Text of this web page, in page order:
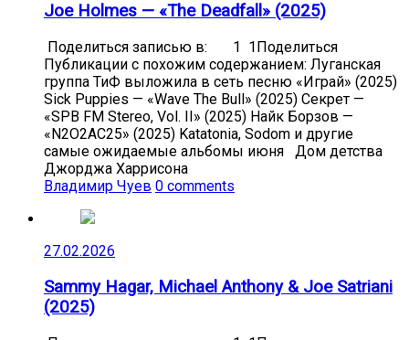
Joe Holmes — «The Deadfall» (2025)
Поделиться записью в: 1 1Поделиться
Публикации с похожим содержанием: Луганская
группа ТиФ выложила в сеть песню «Играй» (2025)
Sick Puppies — «Wave The Bull» (2025) Секрет —
«SPB FM Stereo, Vol. II» (2025) Найк Борзов —
«N2O2AC25» (2025) Katatonia, Sodom и другие
самые ожидаемые альбомы июня Дом детства
Джорджа Харрисона
Владимир Чуев 0 comments
27.02.2026
Sammy Hagar, Michael Anthony & Joe Satriani
(2025)